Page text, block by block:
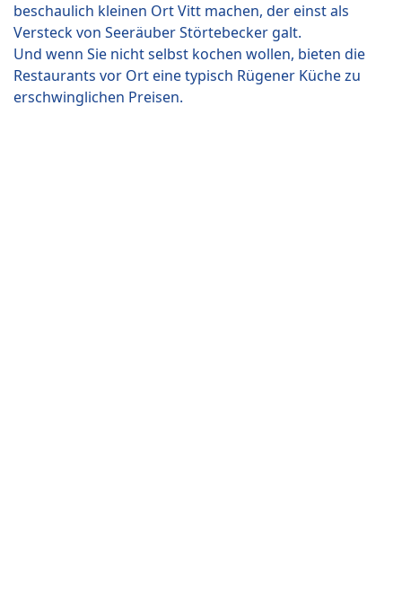
beschaulich kleinen Ort Vitt machen, der einst als
Versteck von Seeräuber Störtebecker galt.
Und wenn Sie nicht selbst kochen wollen, bieten die
Restaurants vor Ort eine typisch Rügener Küche zu
erschwinglichen Preisen.